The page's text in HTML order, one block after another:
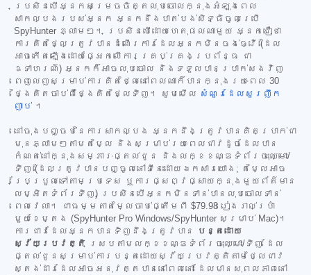
ប្រសិនបើអ្នកសម្រេចចិត្តលុបចោលក្នុងអំឡុងពេល
សាកល្បងរបស់អ្នក អ្នកនឹងបាត់បង់សិទ្ធិចូលប្រើ
SpyHunter ភ្លាមៗ។ ប្រសិនបើដោយហេតុផលណាមួយ អ្នកជឿថា
ការគិតថ្លៃត្រូវបានដំណើរការដែលអ្នកមិនចង់ធ្វើ (ដែល
អាចកើតឡើងដោយផ្អែកលើការគ្រប់គ្រងប្រព័ន្ធ ជា
ឧទាហរណ៍) អ្នកក៏អាចលុបចោល និងទទួលបានប្រាក់សងវិញ
ពេញលេញសម្រាប់ការគិតថ្លៃនៅពេលណាក៏បានក្នុងរយៈពេល 30
ថ្ងៃគិតចាប់ពីថ្ងៃគិតថ្លៃទិញ។ សូមមើល សំណួរដែលសួរញឹក
ញាប់ ។
នៅចុងបញ្ចប់នៃការសាកល្បង អ្នកនឹងត្រូវបានគិតប្រាក់ជា
មុនភ្លាមៗតាមតម្លៃ និងសម្រាប់រយៈពេលជាវដូចដែលបាន
កំណត់នៅក្នុងសម្ភារៈផ្តល់ជូន និងលក្ខខណ្ឌទំព័រចុះឈ្មោះ/
ទិញ (ដែលត្រូវបានបញ្ចូលនៅទីនេះដោយឯកសារយោង; តម្លៃអាច
ប្រែប្រួលទៅតាមប្រទេស ឬការផ្សព្វផ្សាយក្នុងមួយព័ត៌មាន
លម្អិតទំព័រទិញ) ប្រសិនបើអ្នកមិនទាន់បានលុបចោលទាន់
ពេលវេលា។ ជាធម្មតាតម្លៃចាប់ផ្តើមពី $79.98 រៀងរាល់ប្រាំ
មួយខែម្តង (SpyHunter Pro Windows/SpyHunter សម្រាប់ Mac)។
ការជាវដែលអ្នកបានទិញនឹងត្រូវបាន
បន្តដោយ
ស្វ័យប្រវត្តិ ស្របតាមលក្ខខណ្ឌទំព័រចុះឈ្មោះ/ទិញ ដែល
ផ្តល់ជូនសម្រាប់ការបន្តដោយស្វ័យប្រវត្តិតាមថ្លៃជាវ
ស្តង់ដារដែលអាចអនុវត្តបាននៅពេលនោះ ដែលមានសុពលភាពនៅ